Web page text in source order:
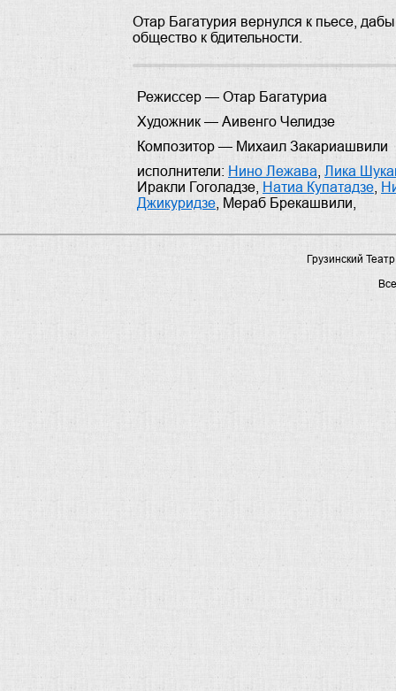
Отар Багатурия вернулся к пьесе,
общество к бдительности.
Режиссер — Отар Багатуриа
Художник — Аивенго Челидзе
Композитор — Михаил Закариашвили
исполнители: Нино Лежава Лика
Иракли Гоголадзе Натиа Купатадзе
Джикуридзе Мераб Брекашвили
Грузинский